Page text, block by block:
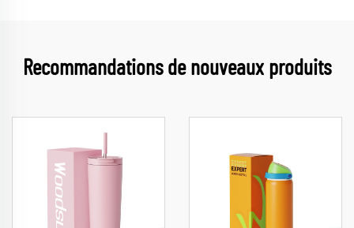
Recommandations de nouveaux produits